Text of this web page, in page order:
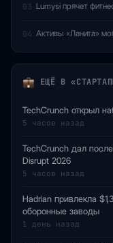
03 Lumysi прячет
04 Активы «Ланита»
ЕЩЁ В
TechCrunch открыл
5 часов назад
TechCrunch дал
Disrupt 2026
5 часов назад
Hadrian привлекла
оборонные заводы
1 день назад